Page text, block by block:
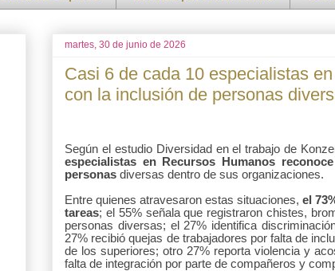
martes, 30 de junio de 2026
Casi 6 de cada 10 especialistas
con la inclusión de personas
Según el estudio Diversidad en el trabajo de
especialistas en Recursos Humanos
personas diversas dentro de sus organizaciones.
Entre quienes atravesaron estas situaciones,el
tareas; el 55% señala que registraron chistes,
personas diversas; el 27% identifica
27% recibió quejas de trabajadores por falta de
de los superiores; otro 27% reporta violencia y
falta de integración por parte de compañeros y